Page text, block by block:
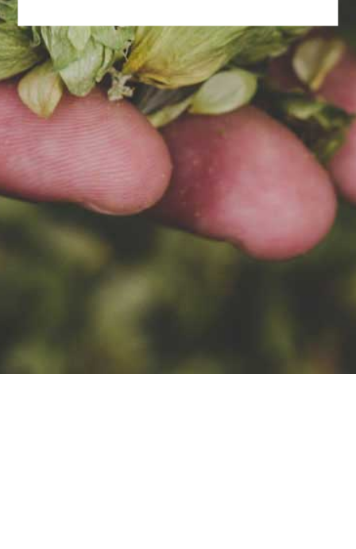
Wpisz treść wiadomości*
* - pola obowiązkowe
WYŚLIJ